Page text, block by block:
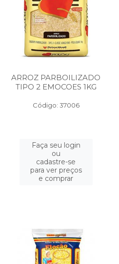
ARROZ PARBOILIZADO
TIPO 2 EMOCOES 1KG
Código: 37006
Faça seu login
ou
cadastre-se
para ver preços
e comprar